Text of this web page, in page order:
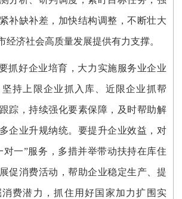
补缺补差，加快结构调整，不断壮大
经济社会高质量发展提供有力支撑。
抓好企业培育，大力实施服务业企业
持上限企业抓入库、近限企业抓帮
踪，持续强化要素保障，及时帮助解
企业升规纳统。要提升企业效益，对
对一”服务，多措并举带动扶持在库住
促消费活动，帮助企业稳定生产、提
费潜力，抓住用好国家加力扩围实